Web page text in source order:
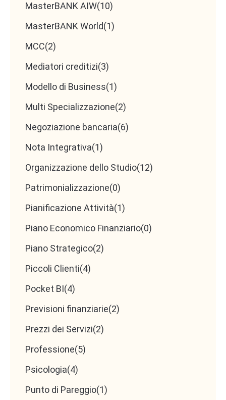
MasterBANK AIW(10)
MasterBANK World(1)
MCC(2)
Mediatori creditizi(3)
Modello di Business(1)
Multi Specializzazione(2)
Negoziazione bancaria(6)
Nota Integrativa(1)
Organizzazione dello Studio(12)
Patrimonializzazione(0)
Pianificazione Attività(1)
Piano Economico Finanziario(0)
Piano Strategico(2)
Piccoli Clienti(4)
Pocket BI(4)
Previsioni finanziarie(2)
Prezzi dei Servizi(2)
Professione(5)
Psicologia(4)
Punto di Pareggio(1)